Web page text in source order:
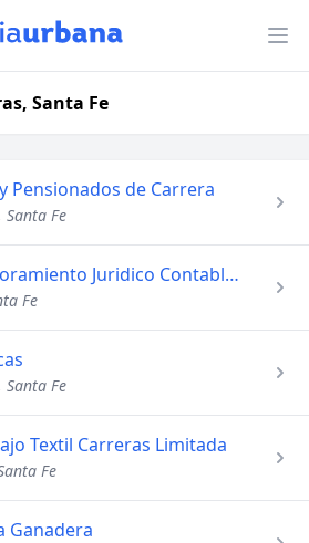
Santa Fe
Pensionados de Carrera
Santa Fe
Estudio Perotti Asesoramiento Juridico Contable e Impositivo
Fe
Santa Fe
Textil Carreras Limitada
Fe
Ganadera